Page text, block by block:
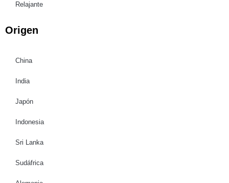
Relajante
Origen
China
India
Japón
Indonesia
Sri Lanka
Sudáfrica